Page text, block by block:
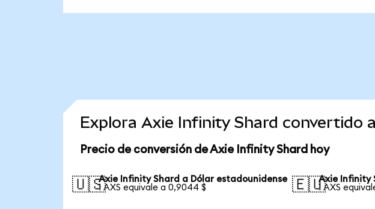
Explora Axie Infinity Shard convertido
Precio de conversión de Axie Infinity Shard hoy
🇺🇸Axie Infinity Shard a Dólar estadounidense
1 AXS equivale a 0,9044 $
🇪🇺Axie Infinity
1 AXS